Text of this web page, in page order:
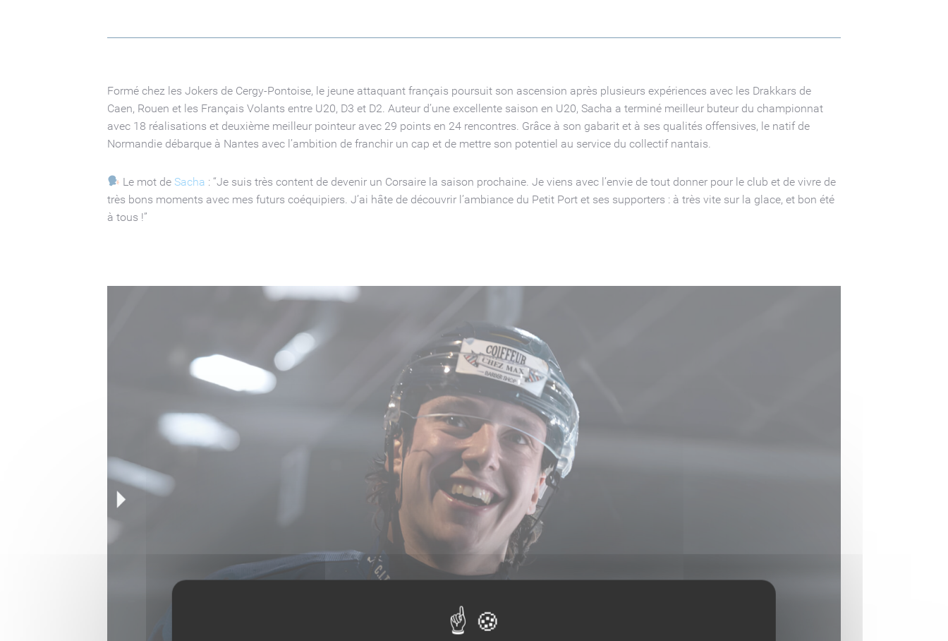
Formé chez les Jokers de Cergy-Pontoise, le jeune attaquant français poursuit son ascension après plusieurs expériences avec les Drakkars de
Caen, Rouen et les Français Volants entre U20, D3 et D2. Auteur d’une excellente saison en U20, Sacha a terminé meilleur buteur du championnat
avec 18 réalisations et deuxième meilleur pointeur avec 29 points en 24 rencontres. Grâce à son gabarit et à ses qualités offensives, le natif de
Normandie débarque à Nantes avec l’ambition de franchir un cap et de mettre son potentiel au service du collectif nantais.
Le mot de Sacha : “Je suis très content de devenir un Corsaire la saison prochaine. Je viens avec l’envie de tout donner pour le club et de vivre de
très bons moments avec mes futurs coéquipiers. J’ai hâte de découvrir l’ambiance du Petit Port et ses supporters : à très vite sur la glace, et bon été
à tous !”